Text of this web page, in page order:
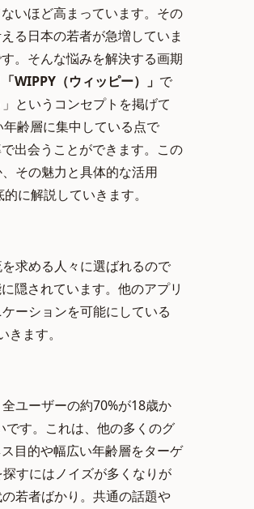
いほど高まっています。その
る日本の若者が急増していま
。そんな悩みを解決する画期
WIPPY（ウィッピー）」 で
というコンセプトを掲げて
齢層に集中している点で
出会うことができます。この
その魅力と具体的な活用
に解説していきます。
求める人々に選ばれるので
隠されています。他のアプリ
ーションを可能にしている
ます。
ユーザーの約70%が18歳か
す。これは、他の多くのグ
目的や幅広い年齢層をターゲ
すにはノイズが多くなりが
若者ばかり。共通の話題や